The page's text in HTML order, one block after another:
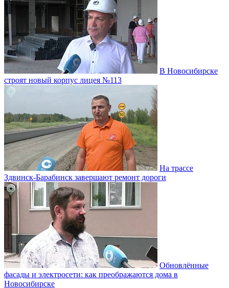
В Новосибирске
строят новый корпус лицея №113
На трассе
Здвинск-Барабинск завершают ремонт дороги
Обновлённые
фасады и электросети: как преображаются дома в
Новосибирске